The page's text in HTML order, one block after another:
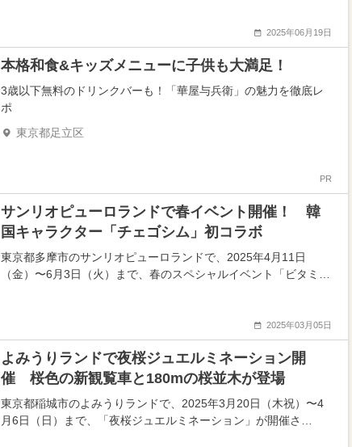
2025年06月19日
本格和食&キッズメニューに子供も大満足！
3歳以下無料のドリンクバーも！「華屋与兵衛」の魅力を徹底レ
ポ
東京都足立区
PR
サンリオピューロランドで春イベント開催！ 韓
国キャラクター「チェゴシム」初コラボ
東京都多摩市のサンリオピューロランドで、2025年4月11日
（金）〜6月3日（火）まで、春のスペシャルイベント「ビタミ…
2025年03月05日
よみうりランドで夜桜ジュエルミネーション開
催 桜色の新観覧車と180mの桜並木が登場
東京都稲城市のよみうりランドで、2025年3月20日（木祝）〜4
月6日（日）まで、「夜桜ジュエルミネーション」が開催さ…